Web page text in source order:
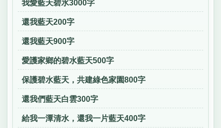
我愛藍天碧水3000字
還我藍天200字
還我藍天900字
愛護家鄉的碧水藍天500字
保護碧水藍天，共建綠色家園800字
還我們藍天白雲300字
給我一潭清水，還我一片藍天400字